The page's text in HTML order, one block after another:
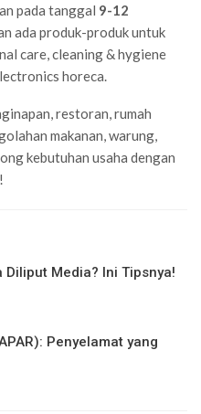
pada tanggal 9-12
ada produk-produk untuk
care, cleaning & hygiene
horeca.
restoran, rumah
makanan, warung,
kebutuhan usaha dengan
Media? Ini Tipsnya!
Penyelamat yang